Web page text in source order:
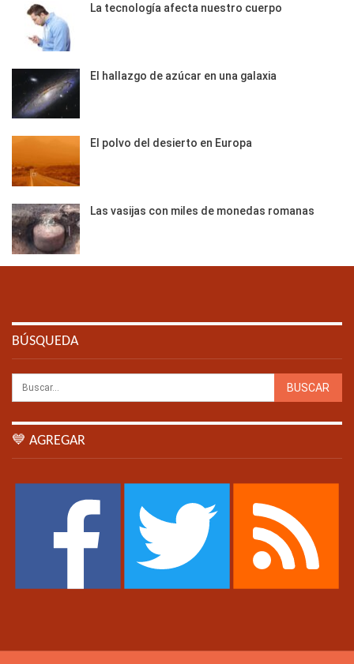
La tecnología afecta nuestro cuerpo
El hallazgo de azúcar en una galaxia
El polvo del desierto en Europa
Las vasijas con miles de monedas romanas
BÚSQUEDA
💙 AGREGAR